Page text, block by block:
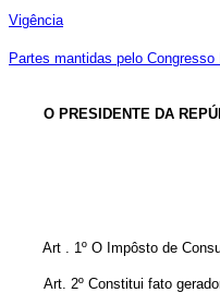
Vigência
Partes mantidas pelo Congresso
O PRESIDENTE DA
Art . 1º O Impôsto de
Art. 2º Constitui fato